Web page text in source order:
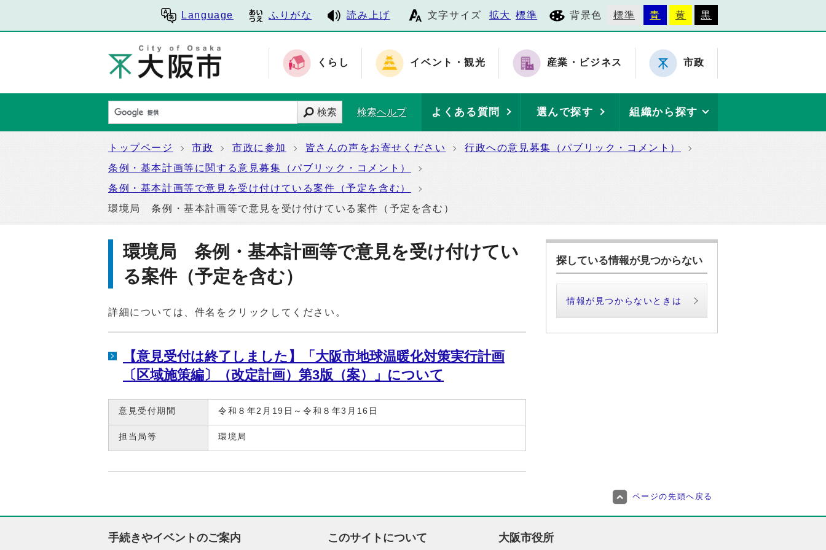
Language ふりがな 読み上げ 文字サイズ 拡大 標準 背景色 標準 青 黄 黒
くらし イベント・観光 産業・ビジネス 市政
検索 検索ヘルプ よくある質問 選んで探す 組織から探す
トップページ 市政 市政に参加 皆さんの声をお寄せください
行政への意見募集（パブリック・コメント）
条例・基本計画等に関する意見募集（パブリック・コメント）
条例・基本計画等で意見を受け付けている案件（予定を含む）
環境局 条例・基本計画等で意見を受け付けている案件（予定を含む）
環境局 条例・基本計画等で意見を受け付けてい
る案件（予定を含む）
詳細については、件名をクリックしてください。
【意見受付は終了しました】「大阪市地球温暖化対策実行計画
〔区域施策編〕（改定計画）第3版（案）」について
意見受付期間 令和８年2月19日～令和８年3月16日
担当局等 環境局
探している情報が見つからない
情報が見つからないときは
ページの先頭へ戻る
手続きやイベントのご案内 このサイトについて 大阪市役所